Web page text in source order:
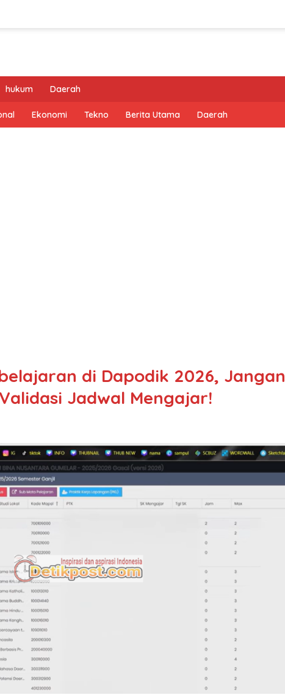
hukum Daerah
Ekonomi Tekno Berita Utama Daerah
di Dapodik 2026, Jangan
Jadwal Mengajar!